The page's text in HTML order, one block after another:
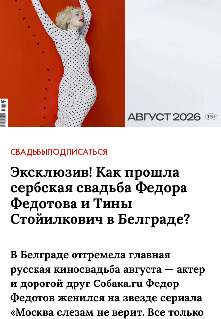
СВАДЬБЫПОДПИСАТЬСЯ
Эксклюзив! Как прошла
сербская свадьба Федора
Федотова и Тины
Стойилкович в Белграде?
В Белграде отгремела главная
русская киносвадьба августа — актер
и дорогой друг Собака.ru Федор
Федотов женился на звезде сериала
«Москва слезам не верит. Все только